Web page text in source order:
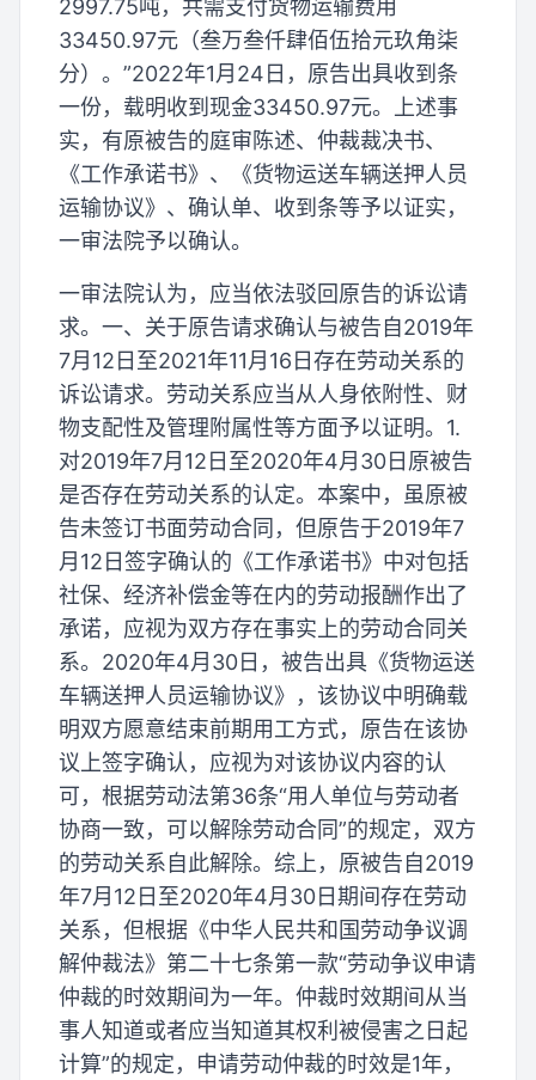
2997.75吨，共需支付货物运输费用
33450.97元（叁万叁仟肆佰伍拾元玖角柒
分）。”2022年1月24日，原告出具收到条
一份，载明收到现金33450.97元。上述事
实，有原被告的庭审陈述、仲裁裁决书、
《工作承诺书》、《货物运送车辆送押人员
运输协议》、确认单、收到条等予以证实，
一审法院予以确认。
一审法院认为，应当依法驳回原告的诉讼请
求。一、关于原告请求确认与被告自2019年
7月12日至2021年11月16日存在劳动关系的
诉讼请求。劳动关系应当从人身依附性、财
物支配性及管理附属性等方面予以证明。1.
对2019年7月12日至2020年4月30日原被告
是否存在劳动关系的认定。本案中，虽原被
告未签订书面劳动合同，但原告于2019年7
月12日签字确认的《工作承诺书》中对包括
社保、经济补偿金等在内的劳动报酬作出了
承诺，应视为双方存在事实上的劳动合同关
系。2020年4月30日，被告出具《货物运送
车辆送押人员运输协议》，该协议中明确载
明双方愿意结束前期用工方式，原告在该协
议上签字确认，应视为对该协议内容的认
可，根据劳动法第36条“用人单位与劳动者
协商一致，可以解除劳动合同”的规定，双方
的劳动关系自此解除。综上，原被告自2019
年7月12日至2020年4月30日期间存在劳动
关系，但根据《中华人民共和国劳动争议调
解仲裁法》第二十七条第一款“劳动争议申请
仲裁的时效期间为一年。仲裁时效期间从当
事人知道或者应当知道其权利被侵害之日起
计算”的规定，申请劳动仲裁的时效是1年，